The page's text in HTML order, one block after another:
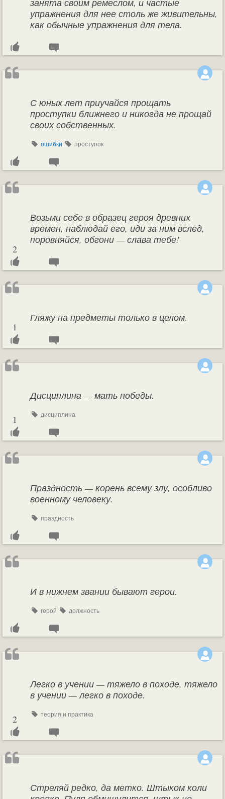
занята своим ремеслом, и частые
упражнения для нее столь же живительны,
как обычные упражнения для тела.
С юных лет приучайся прощать
проступки ближнего и никогда не прощай
своих собственных.
ошибки проступок
Возьми себе в образец героя древних
времен, наблюдай его, иди за ним вслед,
поровняйся, обгони — слава тебе!
2
Гляжу на предметы только в целом.
1
Дисциплина — мать победы.
дисциплина
1
Праздность — корень всему злу, особливо
военному человеку.
праздность
И в нижнем звании бывают герои.
герой должность
Легко в учении — тяжело в походе, тяжело
в учении — легко в походе.
теория и практика
2
Стреляй редко, да метко. Штыком коли